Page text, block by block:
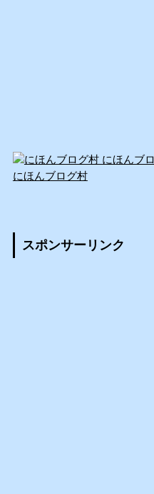
にほんブログ村
スポンサーリンク